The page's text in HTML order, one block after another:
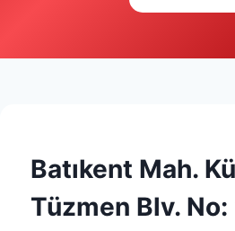
Batıkent Mah.
Tüzmen Blv.